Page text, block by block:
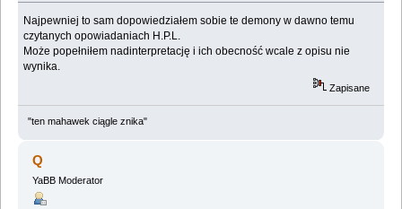
Najpewniej to sam dopowiedziałem sobie te demony w dawno temu
czytanych opowiadaniach H.P.L.
Może popełniłem nadinterpretację i ich obecność wcale z opisu nie
wynika.
Zapisane
"ten mahawek ciągle znika"
Q
YaBB Moderator